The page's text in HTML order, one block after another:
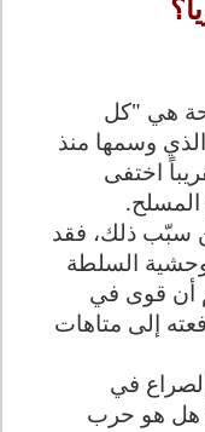
هي "كل
وسمها منذ
اختفى
.
سبّب ذلك، فقد
السلطة
أن قوى في
إلى متاهات
في
هل هو حرب